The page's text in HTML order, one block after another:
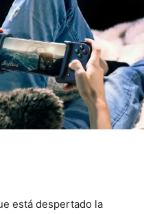
está despertado la